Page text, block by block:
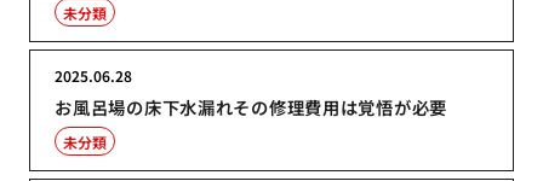
未分類
お風呂場の床下水漏れその修理費用は覚悟が必要
2025.06.28
未分類